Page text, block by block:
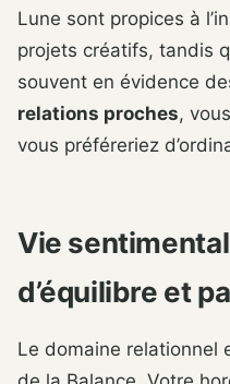
Lune sont propices à
projets créatifs, tandis
souvent en évidence
relations proches,
vous préféreriez
Vie
d’équilibre et
Le domaine relationnel